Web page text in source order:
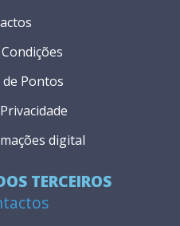
TERCEIROS
Pontos
digital